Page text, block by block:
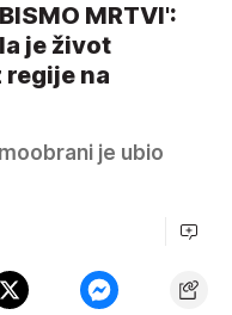
MRTVI':
je život
na
je ubio